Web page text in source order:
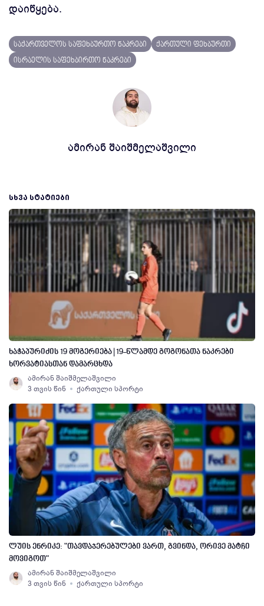
დაიწყება.
საქართველოს საფეხბურთო ნაკრები
ქართული ფეხბურთი
ისრაელის საფეხბირთო ნაკრები
ამირან შაიშმელაშვილი
ᲡᲮᲕᲐ ᲡᲢᲐᲢᲘᲔᲑᲘ
ხაჭაპურიძის 19 მოგერიება | 19-წლამდე გოგონათა ნაკრები
ხორვატიასთან დამარცხდა
ამირან შაიშმელაშვილი
3 თვის წინ
ქართული სპორტი
ლუის ენრიკე: "თავდაჯერებულები ვართ, გვინდა, ორივე მატჩი
მოვიგოთ"
ამირან შაიშმელაშვილი
3 თვის წინ
ქართული სპორტი